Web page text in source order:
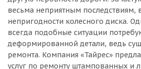
весьма неприятным последствиям,
непригодности колесного диска.
всегда подобные ситуации
деформированной детали, ведь
ремонта. Компания «Тайрес»
услуг по ремонту штампованных и